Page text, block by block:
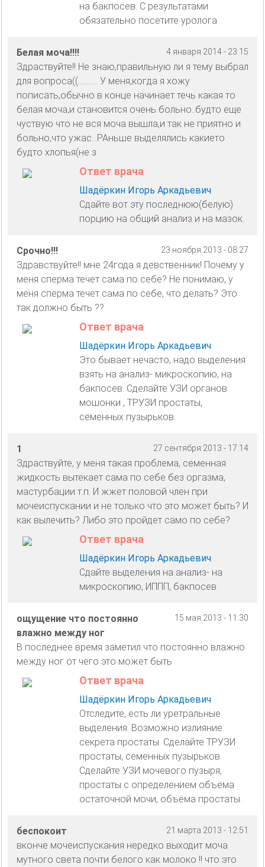
на бакпосев. С результатами
обязательно посетите уролога
4 января 2014 - 23:15
Белая моча!!!!
Здраствуйте!! Не знаю,правильную ли я тему выбрал
для вопроса((........... У меня,когда я хожу
пописать,обычно в конце начинает течь какая то
белая моча,и становится очень больно..будто еще
чуствую что не вся моча вышла,и так не приятно и
больно,что ужас...РАньше выделялись какието
будто хлопья(не з
Ответ врача
Шадёркин Игорь Аркадьевич
Сдайте вот эту последнюю(белую)
порцию на общий анализ и на мазок.
23 ноября 2013 - 08:27
Срочно!!!
Здравствуйте!! мне 24года я девственник! Почему у
меня сперма течет сама по себе? Не понимаю, у
меня сперма течет сама по себе, что делать? Это
так должно быть ??
Ответ врача
Шадёркин Игорь Аркадьевич
Это бывает нечасто, надо выделения
взять на анализ- микроскопию, на
бакпосев. Сделайте УЗИ органов
мошонки , ТРУЗИ простаты,
семенных пузырьков.
27 сентября 2013 - 17:14
1
Здраствуйте, у меня такая проблема, семенная
жидкость вытекает сама по себе без оргазма,
мастурбации т.п. И жжет половой член при
мочеиспускании и не только что это может быть? И
как вылечить? Либо это пройдет само по себе?
Ответ врача
Шадёркин Игорь Аркадьевич
Сдайте выделения на анализ- на
микроскопию, ИППП, бакпосев.
15 мая 2013 - 11:30
ощущение что постоянно
влажно между ног
В последнее время заметил что постоянно влажно
между ног от чего это может быть
Ответ врача
Шадёркин Игорь Аркадьевич
Отследите, есть ли уретральные
выделения. Возможно излияние
секрета простаты. Сделайте ТРУЗИ
простаты, семенных пузырьков.
Сделайте УЗИ мочевого пузыря,
простаты с определением объёма
остаточной мочи, объёма простаты.
21 марта 2013 - 12:51
беспокоит
вконче мочеиспускания нередко выходит моча
мутного света почти белого как молоко !! что это